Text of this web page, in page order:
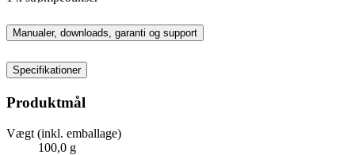
Manualer, downloads, garanti og support
Specifikationer
Produktmål
Vægt (inkl. emballage)
100,0 g